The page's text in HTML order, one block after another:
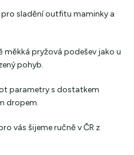
pro sladění outfitu maminky a
měkká pryžová podešev jako u
pohyb.
parametry s dostatkem
dropem.
vás šijeme ručně v ČR z